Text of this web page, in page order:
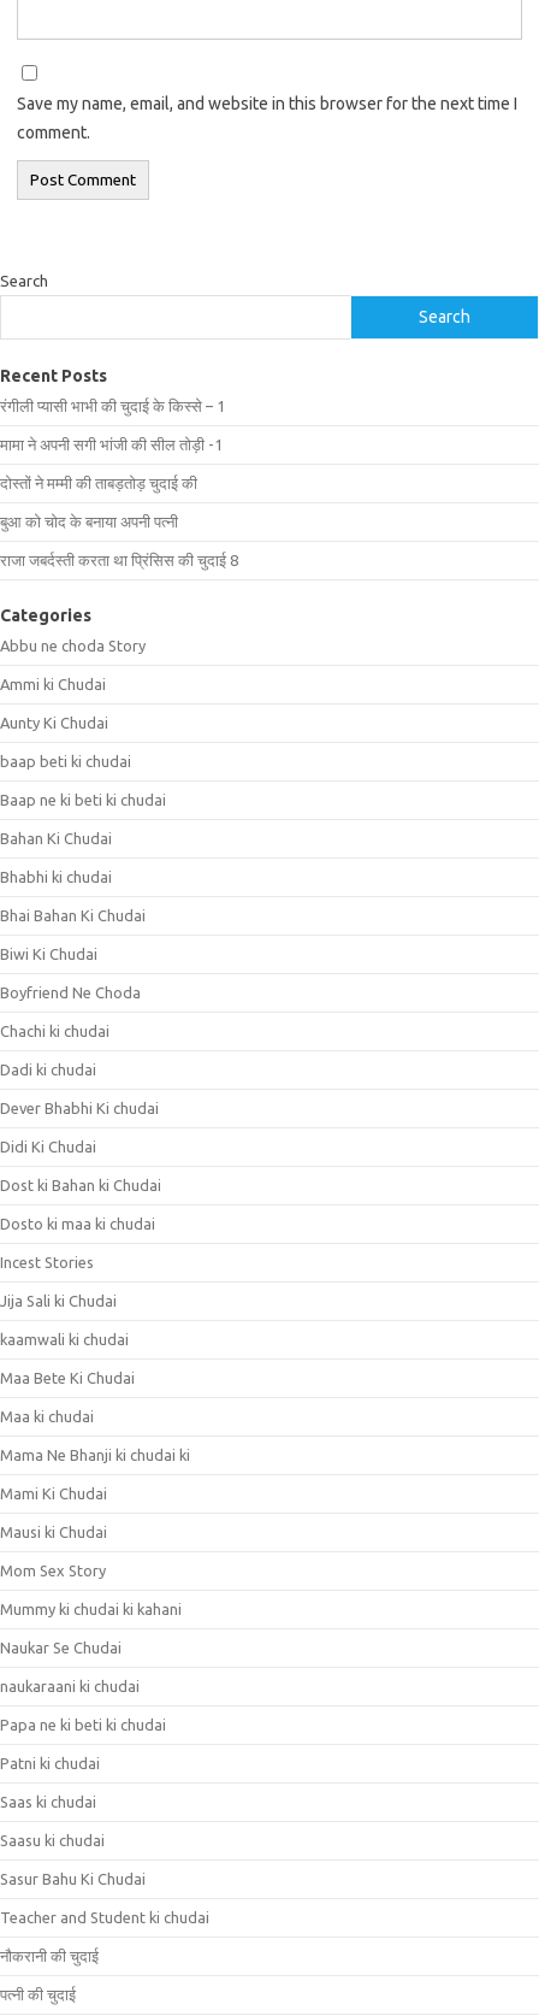
Save my name, email, and website in this browser for the next time I
comment.
Search
Search
Recent Posts
रंगीली प्यासी भाभी की चुदाई के किस्से – 1
मामा ने अपनी सगी भांजी की सील तोड़ी -1
दोस्तों ने मम्मी की ताबड़तोड़ चुदाई की
बुआ को चोद के बनाया अपनी पत्नी
राजा जबर्दस्ती करता था प्रिंसिस की चुदाई 8
Categories
Abbu ne choda Story
Ammi ki Chudai
Aunty Ki Chudai
baap beti ki chudai
Baap ne ki beti ki chudai
Bahan Ki Chudai
Bhabhi ki chudai
Bhai Bahan Ki Chudai
Biwi Ki Chudai
Boyfriend Ne Choda
Chachi ki chudai
Dadi ki chudai
Dever Bhabhi Ki chudai
Didi Ki Chudai
Dost ki Bahan ki Chudai
Dosto ki maa ki chudai
Incest Stories
Jija Sali ki Chudai
kaamwali ki chudai
Maa Bete Ki Chudai
Maa ki chudai
Mama Ne Bhanji ki chudai ki
Mami Ki Chudai
Mausi ki Chudai
Mom Sex Story
Mummy ki chudai ki kahani
Naukar Se Chudai
naukaraani ki chudai
Papa ne ki beti ki chudai
Patni ki chudai
Saas ki chudai
Saasu ki chudai
Sasur Bahu Ki Chudai
Teacher and Student ki chudai
नौकरानी की चुदाई
पत्नी की चुदाई